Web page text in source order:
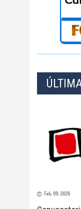
Feb, 09, 2026